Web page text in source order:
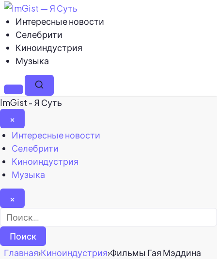
Интересные новости
Селебрити
Киноиндустрия
Музыка
МенюПоиск
ImGist - Я Суть
×
Закрыть
меню
Интересные новости
Селебрити
Киноиндустрия
Музыка
×
Найти:
Главная›Киноиндустрия›Фильмы Гая Мэддина